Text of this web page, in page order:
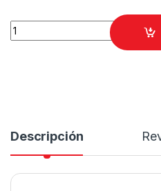
Lentes de natación gris espejo
Descripción